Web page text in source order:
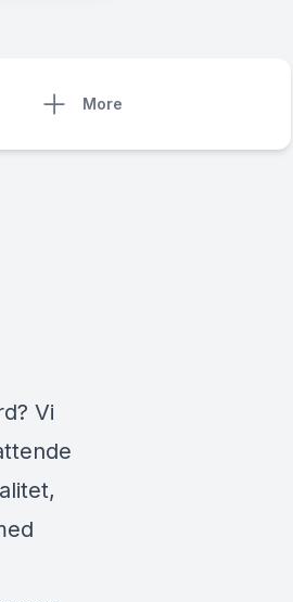
More
Vi